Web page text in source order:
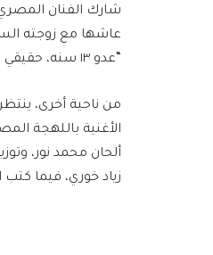
شارك الفنان
“عدو ١٣ سنه، حقيقي احلي ١٣ سنه في حياتي كل سنه وانت طيبه وعقبال العمر كله happy anniversary”.
من ناحية أخرى،
الأغنية باللهجة
ألحان محمد نور،
زياد خوري، فيما كتب